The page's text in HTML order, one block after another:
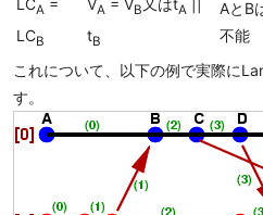
A
LCB
A B A
tB
AとB
不能
これについて、以下の例で実際に
す。